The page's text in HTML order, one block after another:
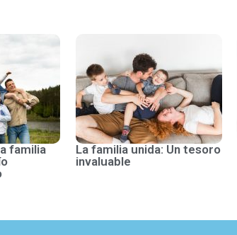
familia
La familia unida: Un tesoro
invaluable